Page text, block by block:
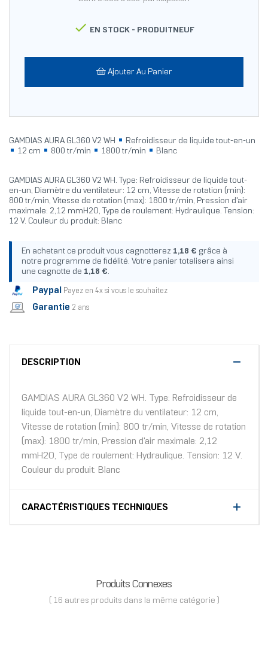
 EN STOCK - PRODUITNEUF
Ajouter Au Panier
GAMDIAS AURA GL360 V2 WH
Refroidisseur de liquide tout-en-un
12 cm
800 tr/min 1800 tr/min Blanc
GAMDIAS AURA GL360 V2 WH. Type: Refroidisseur de liquide tout-
en-un, Diamètre du ventilateur: 12 cm, Vitesse de rotation (min):
800 tr/min, Vitesse de rotation (max): 1800 tr/min, Pression d'air
maximale: 2,12 mmH2O, Type de roulement: Hydraulique. Tension:
12 V. Couleur du produit: Blanc
En achetant ce produit vous cagnotterez 1,18 € grâce à
notre programme de fidélité. Votre panier totalisera ainsi
une cagnotte de 1,18 €.
Paypal Payez en 4x si vous le souhaitez
Garantie 2 ans
DESCRIPTION
GAMDIAS AURA GL360 V2 WH. Type: Refroidisseur de
liquide tout-en-un, Diamètre du ventilateur: 12 cm,
Vitesse de rotation (min): 800 tr/min, Vitesse de rotation
(max): 1800 tr/min, Pression d'air maximale: 2,12
mmH2O, Type de roulement: Hydraulique. Tension: 12 V.
Couleur du produit: Blanc
CARACTÉRISTIQUES TECHNIQUES
Produits Connexes
( 16 autres produits dans la même catégorie )